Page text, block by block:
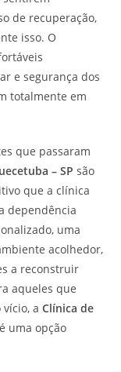
de recuperação,
isso. O
e segurança dos
totalmente em
que passaram
– SP são
que a clínica
dependência
uma
acolhedor,
a reconstruir
aqueles que
vício, aClínica de
é uma opção